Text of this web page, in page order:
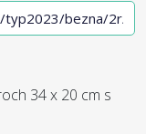
34 x 20 cm s